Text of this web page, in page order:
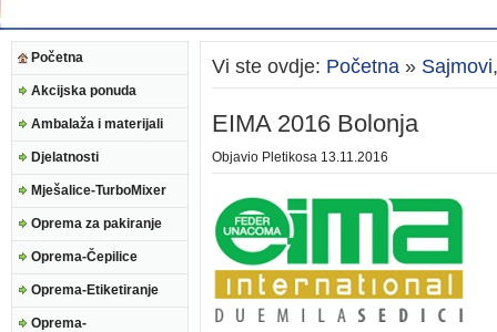
Početna
Akcijska ponuda
Ambalaža i materijali
Djelatnosti
Mješalice-TurboMixer
Oprema za pakiranje
Oprema-Čepilice
Oprema-Etiketiranje
Oprema-
Vi ste ovdje: Početna » Sajmovi
EIMA 2016 Bolonja
Objavio Pletikosa 13.11.2016